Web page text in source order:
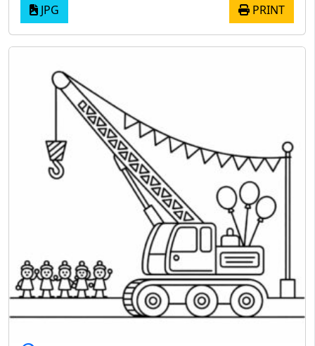
JPG PRINT